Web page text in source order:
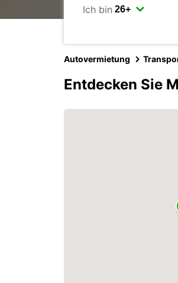
Ich bin
Autovermietung
Entdecken Sie